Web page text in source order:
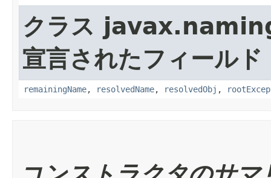
クラス
宣言されたフィールド
remainingName, resolvedName, resolvedObj ,